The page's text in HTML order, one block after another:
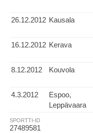
26.12.2012 Kausala
16.12.2012 Kerava
8.12.2012
Kouvola
4.3.2012
Espoo,
Leppävaara
SPORTTI-ID
27489581